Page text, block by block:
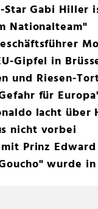
Gabi Hiller
Nationalteam"
Gipfel in
und Riesen-
für
lacht über
nicht vorbei
Prinz Edward
wurde